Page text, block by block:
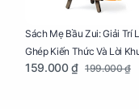
Sách Mẹ Bầu Zui: Giải Trí
Ghép Kiến Thức Và Lời
Mang Thai Bổ Ích
159.000 ₫ 199.000 ₫